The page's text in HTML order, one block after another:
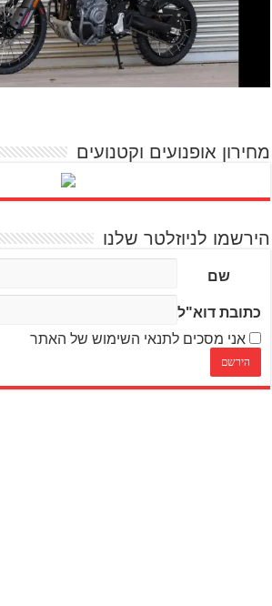
מחירון אופנועים וקטנועים
הירשמו לניוזלטר שלנו
שם
כתובת דוא"ל
אני מסכים לתנאי השימוש של האתר